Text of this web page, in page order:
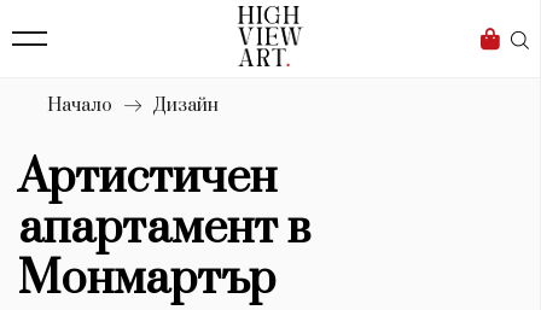
Бизнес
Мода
Dialogue
Изкуство
4339
Начало Дизайн
Артистичен
апартамент в
Монмартър